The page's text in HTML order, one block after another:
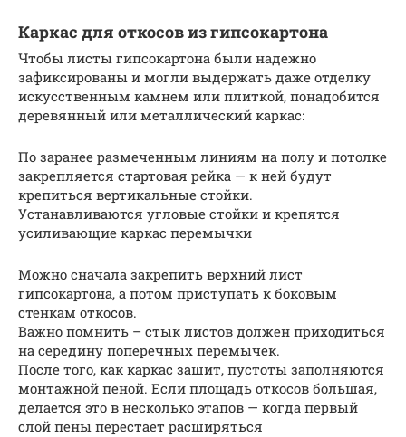
Каркас для откосов из гипсокартона
Чтобы листы гипсокартона были надежно
зафиксированы и могли выдержать даже отделку
искусственным камнем или плиткой, понадобится
деревянный или металлический каркас:
По заранее размеченным линиям на полу и потолке
закрепляется стартовая рейка — к ней будут
крепиться вертикальные стойки.
Устанавливаются угловые стойки и крепятся
усиливающие каркас перемычки
Можно сначала закрепить верхний лист
гипсокартона, а потом приступать к боковым
стенкам откосов.
Важно помнить – стык листов должен приходиться
на середину поперечных перемычек.
После того, как каркас зашит, пустоты заполняются
монтажной пеной. Если площадь откосов большая,
делается это в несколько этапов — когда первый
слой пены перестает расширяться